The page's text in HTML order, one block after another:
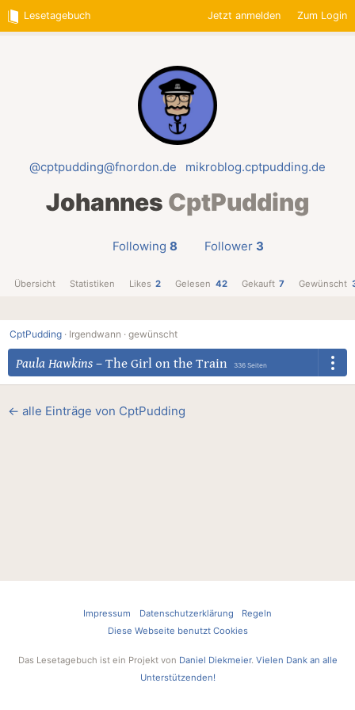
Lesetagebuch Jetzt anmelden Zum Login
@cptpudding@fnordon.de mikroblog.cptpudding.de
Johannes CptPudding
Following 8 Follower 3
Übersicht Statistiken Likes 2 Gelesen 42 Gekauft 7 Gewünscht
CptPudding · Irgendwann · gewünscht
Paula Hawkins – The Girl on the Train 336 Seiten
← alle Einträge von CptPudding
Impressum Datenschutzerklärung
Regeln
Diese Webseite benutzt Cookies
Das Lesetagebuch ist ein Projekt von Daniel Diekmeier. Vielen Dank an alle
Unterstützenden!